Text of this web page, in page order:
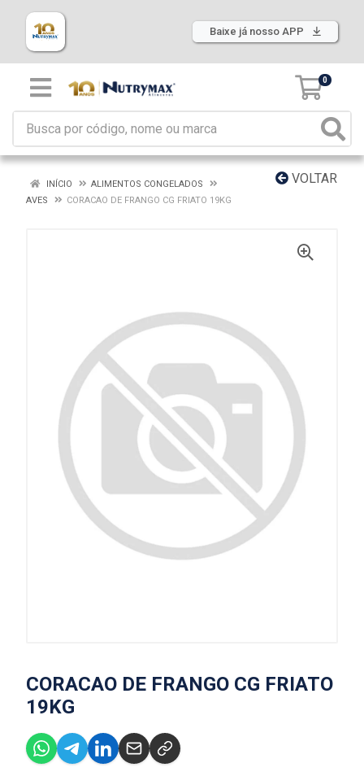
Baixe já nosso APP
0
VOLTAR
INÍCIO
ALIMENTOS CONGELADOS
AVES
CORACAO DE FRANGO CG FRIATO 19KG
CORACAO DE FRANGO CG FRIATO
19KG